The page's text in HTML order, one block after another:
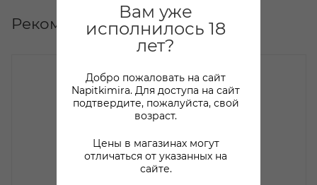
Вам уже
исполнилось 18
лет?
Добро пожаловать на сайт
Napitkimira. Для доступа на сайт
подтвердите, пожалуйста, свой
возраст.
Цены в магазинах могут
отличаться от указанных на
сайте.
Рекомендуем